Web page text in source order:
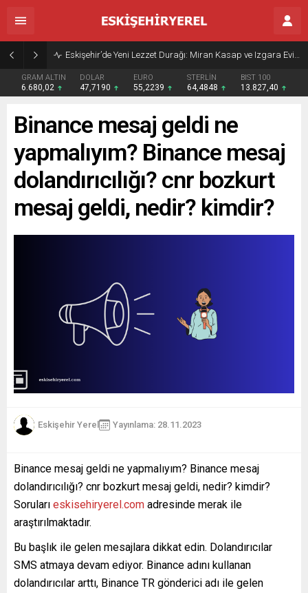
Eskişehir’de Yeni Lezzet Durağı: Miran Kasap ve Izgara Evi Açıldı
GRAM ALTIN
6.680,02
DOLAR
47,7190
EURO
55,2239
STERLİN
64,4848
BIST 100
13.827,40
Binance mesaj geldi ne
yapmalıyım? Binance mesaj
dolandırıcılığı? cnr bozkurt
mesaj geldi, nedir? kimdir?
Eskişehir Yerel Yayınlama: 28.11.2023
Binance mesaj geldi ne yapmalıyım? Binance mesaj
dolandırıcılığı? cnr bozkurt mesaj geldi, nedir? kimdir?
Soruları eskisehiryerel.com adresinde merak ile
araştırılmaktadır.
Bu başlık ile gelen mesajlara dikkat edin. Dolandırıcılar
SMS atmaya devam ediyor. Binance adını kullanan
dolandırıcılar arttı, Binance TR gönderici adı ile gelen